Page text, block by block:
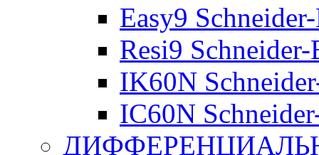
Easy9
Resi9
IK60N
IC60N